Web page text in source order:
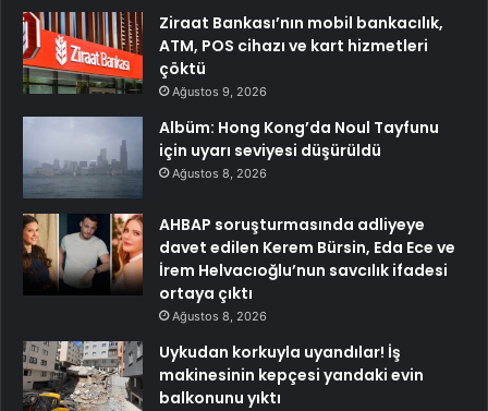
Ziraat Bankası’nın mobil bankacılık,
ATM, POS cihazı ve kart hizmetleri
çöktü
Ağustos 9, 2026
Albüm: Hong Kong’da Noul Tayfunu
için uyarı seviyesi düşürüldü
Ağustos 8, 2026
AHBAP soruşturmasında adliyeye
davet edilen Kerem Bürsin, Eda Ece ve
İrem Helvacıoğlu’nun savcılık ifadesi
ortaya çıktı
Ağustos 8, 2026
Uykudan korkuyla uyandılar! İş
makinesinin kepçesi yandaki evin
balkonunu yıktı